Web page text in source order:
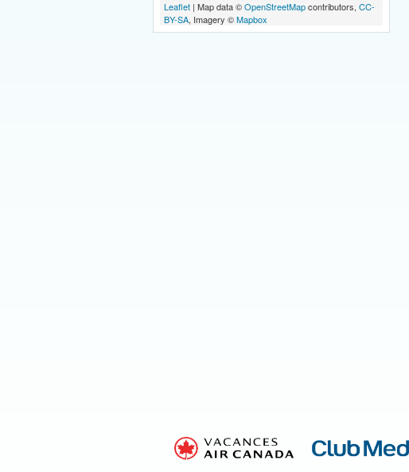
Leaflet | Map data ©OpenStreetMapcontributors, CC-
BY-SA, Imagery ©Mapbox